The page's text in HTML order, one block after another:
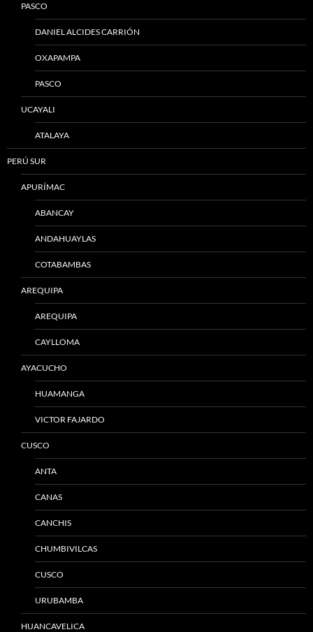
PASCO
DANIEL ALCIDES CARRIÓN
OXAPAMPA
PASCO
UCAYALI
ATALAYA
PERÚ SUR
APURÍMAC
ABANCAY
ANDAHUAYLAS
COTABAMBAS
AREQUIPA
AREQUIPA
CAYLLOMA
AYACUCHO
HUAMANGA
VICTOR FAJARDO
CUSCO
ANTA
CANAS
CANCHIS
CHUMBIVILCAS
CUSCO
URUBAMBA
HUANCAVELICA